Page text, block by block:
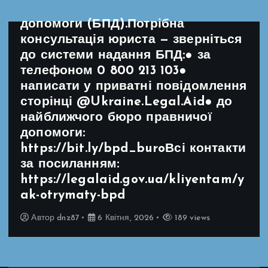
допомоги (БПД).Потрібна
консультація юриста — зверніться
до системи надання БПД:● за
телефоном 0 800 213 103●
написати у приватні повідомлення
сторінці @Ukraine.Legal.Aid● до
найближчого бюро правничої
допомоги:
https://bit.ly/bpd_buroВсі контакти
за посиланням:
https://legalaid.gov.ua/kliyentam/y
ak-otrymaty-bpd
Авторdnz87 6 Квітня, 2026 189 views